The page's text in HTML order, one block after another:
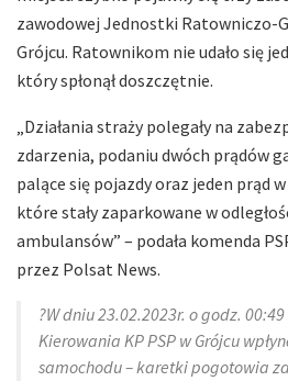
zawodowej Jednostki Ratowniczo-
Grójcu. Ratownikom nie udało się
który spłonął doszczętnie.
„Działania straży polegały na
zdarzenia, podaniu dwóch prądów
palące się pojazdy oraz jeden prąd
które stały zaparkowane w
ambulansów” – podała komenda
przez Polsat News.
?W dniu 23.02.2023r. o godz.
Kierowania KP PSP w Grójcu
samochodu – karetki pogotowia